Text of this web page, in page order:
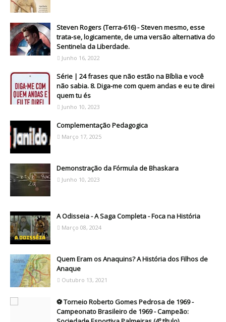
Steven Rogers (Terra-616) - Steven mesmo, esse
trata-se, logicamente, de uma versão alternativa do
Sentinela da Liberdade.
Junho 16, 2022
Série | 24 frases que não estão na Bíblia e você
não sabia. 8. Diga-me com quem andas e eu te direi
quem tu és
Junho 10, 2023
Complementação Pedagogica
Março 17, 2025
Demonstração da Fórmula de Bhaskara
Junho 10, 2023
A Odisseia - A Saga Completa - Foca na História
Março 08, 2024
Quem Eram os Anaquins? A História dos Filhos de
Anaque
Outubro 13, 2021
⚽ Torneio Roberto Gomes Pedrosa de 1969 -
Campeonato Brasileiro de 1969 - Campeão: